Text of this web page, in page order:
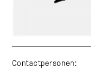
Contactpersonen: